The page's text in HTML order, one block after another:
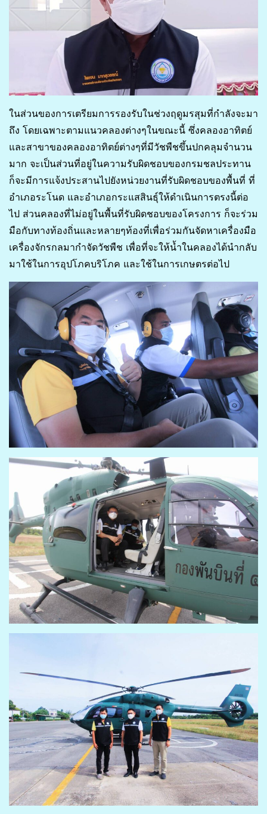
ในส่วนของการเตรียมการรองรับในช่วงฤดูมรสุมที่กำลังจะมา
ถึง โดยเฉพาะตามแนวคลองต่างๆในขณะนี้ ซึ่งคลองอาทิตย์
และสาขาของคลองอาทิตย์ต่างๆที่มีวัชพืชขึ้นปกคลุมจำนวน
มาก จะเป็นส่วนที่อยู่ในความรับผิดชอบของกรมชลประทาน
ก็จะมีการแจ้งประสานไปยังหน่วยงานที่รับผิดชอบของพื้นที่ ที่
อำเภอระโนด และอำเภอกระแสสินธุ์ให้ดำเนินการตรงนี้ต่อ
ไป ส่วนคลองที่ไม่อยู่ในพื้นที่รับผิดชอบของโครงการ ก็จะร่วม
มือกับทางท้องถิ่นและหลายๆท้องที่เพื่อร่วมกันจัดหาเครื่องมือ
เครื่องจักรกลมากำจัดวัชพืช เพื่อที่จะให้น้ำในคลองได้นำกลับ
มาใช้ในการอุปโภคบริโภค และใช้ในการเกษตรต่อไป